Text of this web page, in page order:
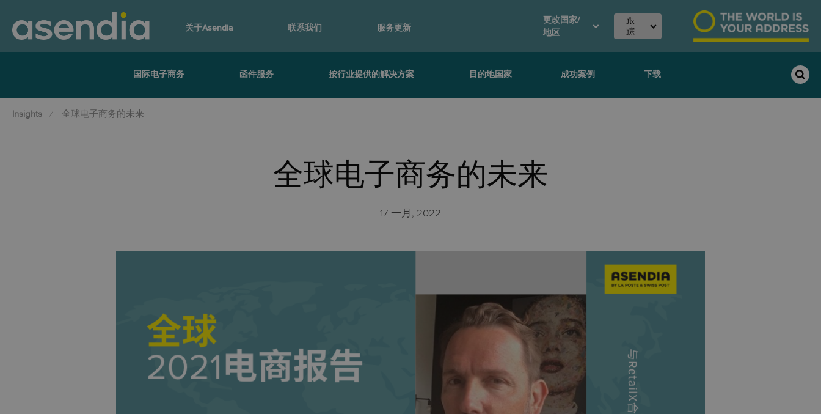
关于Asendia 联系我们 服务更新
更改国家/
地区
跟
踪
国际电子商务 函件服务 按行业提供的解决方案 目的地国家 成功案例 下载
Insights 全球电子商务的未来
全球电子商务的未来
17 一月, 2022